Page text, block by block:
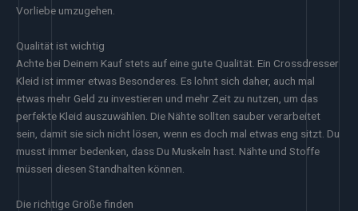
Vorliebe umzugehen.
Qualität ist wichtig
Achte bei Deinem Kauf stets auf eine gute Qualität. Ein Crossdresser
Kleid ist immer etwas Besonderes. Es lohnt sich daher, auch mal
etwas mehr Geld zu investieren und mehr Zeit zu nutzen, um das
perfekte Kleid auszuwählen. Die Nähte sollten sauber verarbeitet
sein, damit sie sich nicht lösen, wenn es doch mal etwas eng sitzt. Du
musst immer bedenken, dass Du Muskeln hast. Nähte und Stoffe
müssen diesen Standhalten können.
Die richtige Größe finden